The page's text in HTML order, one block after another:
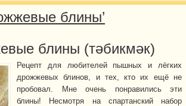
блины’
блины (тәбикмәк)
Рецепт для любителей пышных и лёгких
дрожжевых блинов, и тех, кто их ещё не
пробовал. Мне очень понравились эти
блины! Несмотря на спартанский набор